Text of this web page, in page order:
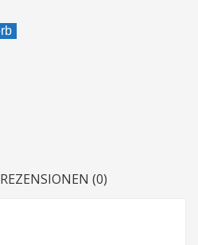
REZENSIONEN (0)